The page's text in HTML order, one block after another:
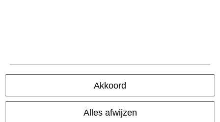
Akkoord
Alles afwijzen
Alle prijzen incl.wettelijke BTW
© 1986-2026 Large Popmerchandising B.V.